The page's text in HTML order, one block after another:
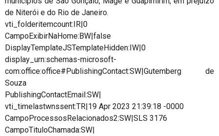
de Niterói e do Rio de Janeiro.
vti_folderitemcount:IR|0
CampoExibirNaHome:BW|false
DisplayTemplateJSTemplateHidden:IW|0
display_urn:schemas-microsoft-
com:office:office#PublishingContact:SW|Gutemberg de
Souza
PublishingContactEmail:SW|
vti_timelastwnssent:TR|19 Apr 2023 21:39:18 -0000
CampoProcessosRelacionados2:SW|SLS 3176
CampoTituloChamada:SW|